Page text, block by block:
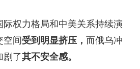
际权力格局和中美关系持续演
空间受到明显挤压， 而俄乌冲
剧了其不安全感。